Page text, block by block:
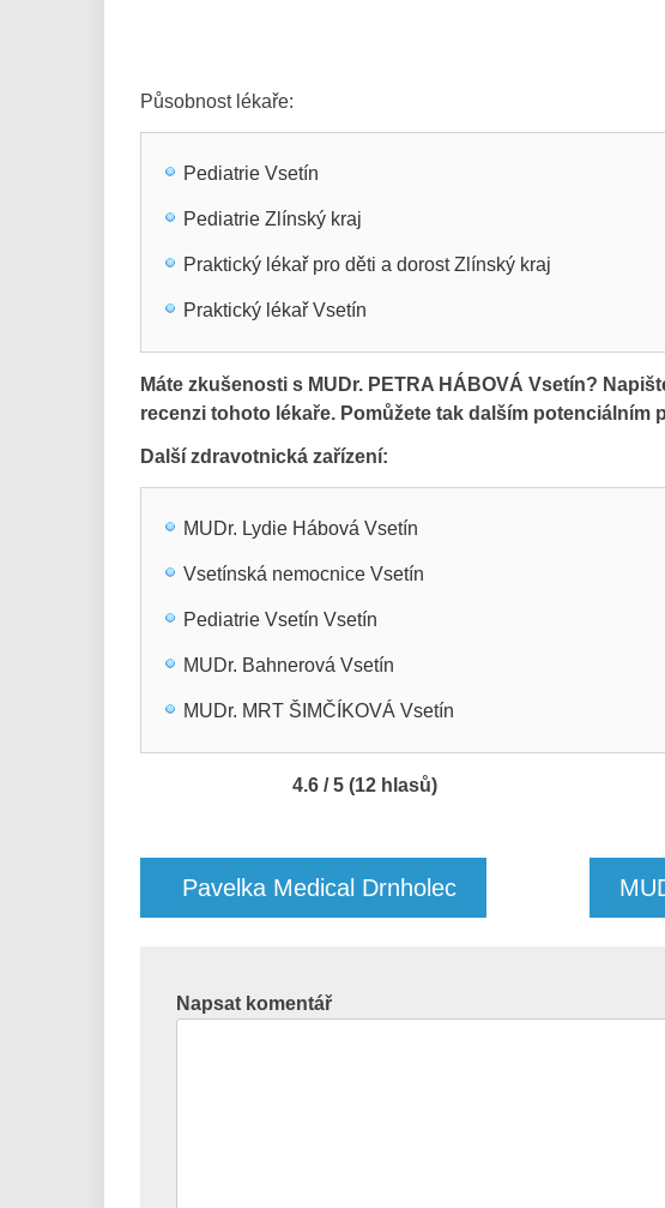
Působnost lékaře:
Pediatrie Vsetín
Pediatrie Zlínský kraj
Praktický lékař pro děti a dorost Zlínský kraj
Praktický lékař Vsetín
Máte zkušenosti s MUDr. PETRA HÁBOVÁ Vsetín?
recenzi tohoto lékaře. Pomůžete tak dalším
Další zdravotnická zařízení:
MUDr. Lydie Hábová Vsetín
Vsetínská nemocnice Vsetín
Pediatrie Vsetín Vsetín
MUDr. Bahnerová Vsetín
MUDr. MRT ŠIMČÍKOVÁ Vsetín
4.6 / 5 (12 hlasů)
příspěvek
Pavelka Medical Drnholec
Napsat komentář